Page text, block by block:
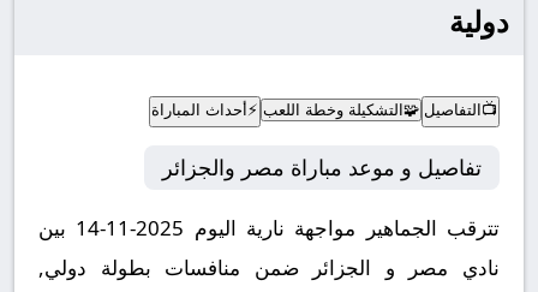
دولية
📺 التفاصيل 🧩 التشكيلة وخطة اللعب ⚡ أحداث المباراة
تفاصيل و موعد مباراة مصر والجزائر
تترقب الجماهير مواجهة نارية اليوم 2025-11-14 بين
نادي مصر و الجزائر ضمن منافسات بطولة دولي,